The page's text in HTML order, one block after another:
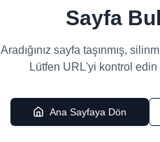
Sayfa
Aradığınız sayfa taşınmış,
Lütfen URL'yi kontrol
Ana Sayfaya Dön